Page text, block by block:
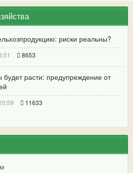
риски реальны?
8653
будет расти: предупреждение от
11633